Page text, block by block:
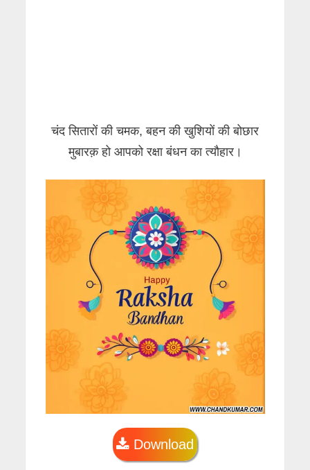
चंद सितारों की चमक, बहन की खुशियों की बोछार
मुबारक़ हो आपको रक्षा बंधन का त्यौहार।
Download